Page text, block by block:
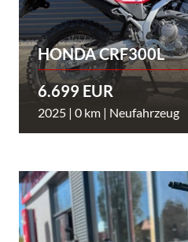
HONDA CRF300L
6.699 EUR
2025 | 0 km | Neufahrzeug